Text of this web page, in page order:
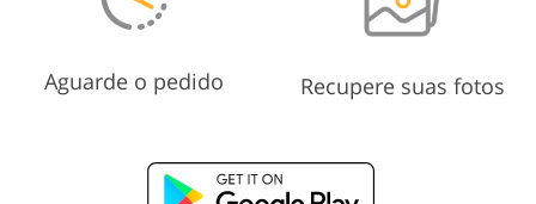
Aguarde o pedido Recupere suas fotos